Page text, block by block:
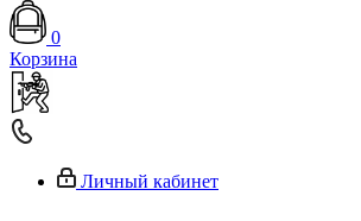
0
Корзина
Личный кабинет